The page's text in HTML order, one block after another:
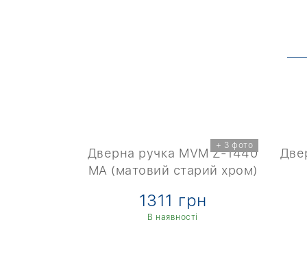
+ 3 фото
Дверна ручка MVM Z-1440
MA (матовий старий хром)
1311 грн
В наявності